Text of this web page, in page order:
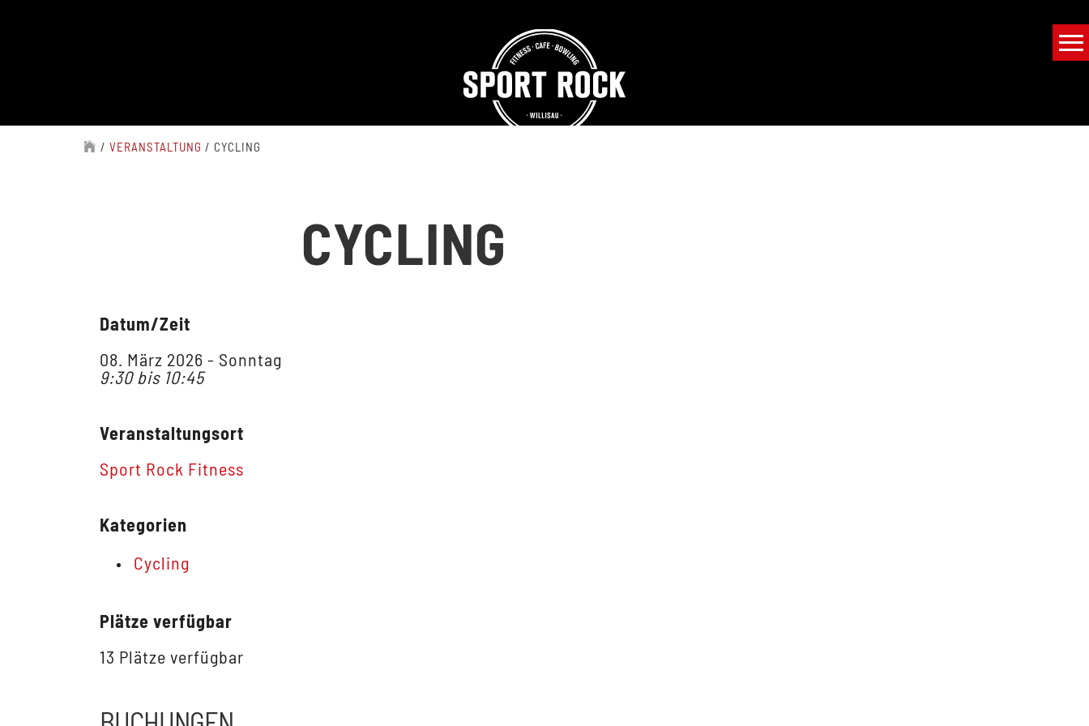
/VERANSTALTUNG / CYCLING
CYCLING
Datum/Zeit
08. März 2026 - Sonntag
9:30 bis 10:45
Veranstaltungsort
Sport Rock Fitness
Kategorien
Cycling
Plätze verfügbar
13 Plätze verfügbar